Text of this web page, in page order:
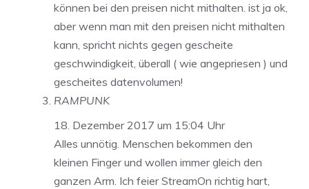
können bei den preisen nicht mithalten. ist ja ok,
aber wenn man mit den preisen nicht mithalten
kann, spricht nichts gegen gescheite
geschwindigkeit, überall ( wie angepriesen ) und
gescheites datenvolumen!
RAMPUNK
18. Dezember 2017 um 15:04 Uhr
Alles unnötig. Menschen bekommen den
kleinen Finger und wollen immer gleich den
ganzen Arm. Ich feier StreamOn richtig hart,